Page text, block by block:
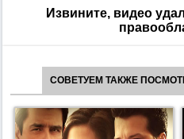
Извините, видео
СОВЕТУЕМ ТАКЖЕ